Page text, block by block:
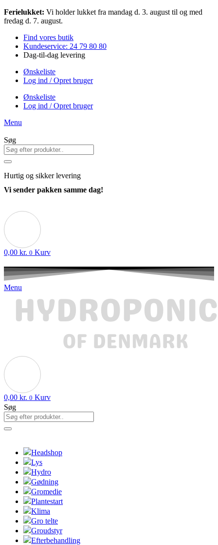
Videre
til
Ferielukket: Vi holder lukket fra mandag d. 3. august til og med
fredag d. 7. august.
Find vores butik
Kundeservice: 24 79 80 80
Dag-til-dag levering
Ønskeliste
Log ind / Opret bruger
Ønskeliste
Log ind / Opret bruger
Menu
Søg
Hurtig og sikker levering
Vi sender pakken samme dag!
0,00 kr. 0 Kurv
Menu
0,00 kr. 0 Kurv
Søg
Headshop
Lys
Hydro
Gødning
Gromedie
Plantestart
Klima
Gro telte
Groudstyr
Efterbehandling